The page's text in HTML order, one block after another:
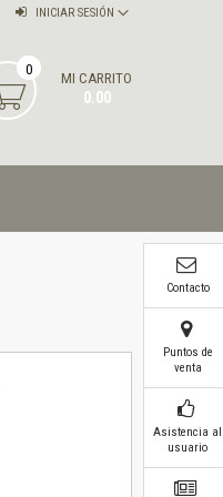
INICIAR SESIÓN
MI CARRITO
0.00
0
Contacto
Puntos de
venta
Asistencia al
usuario